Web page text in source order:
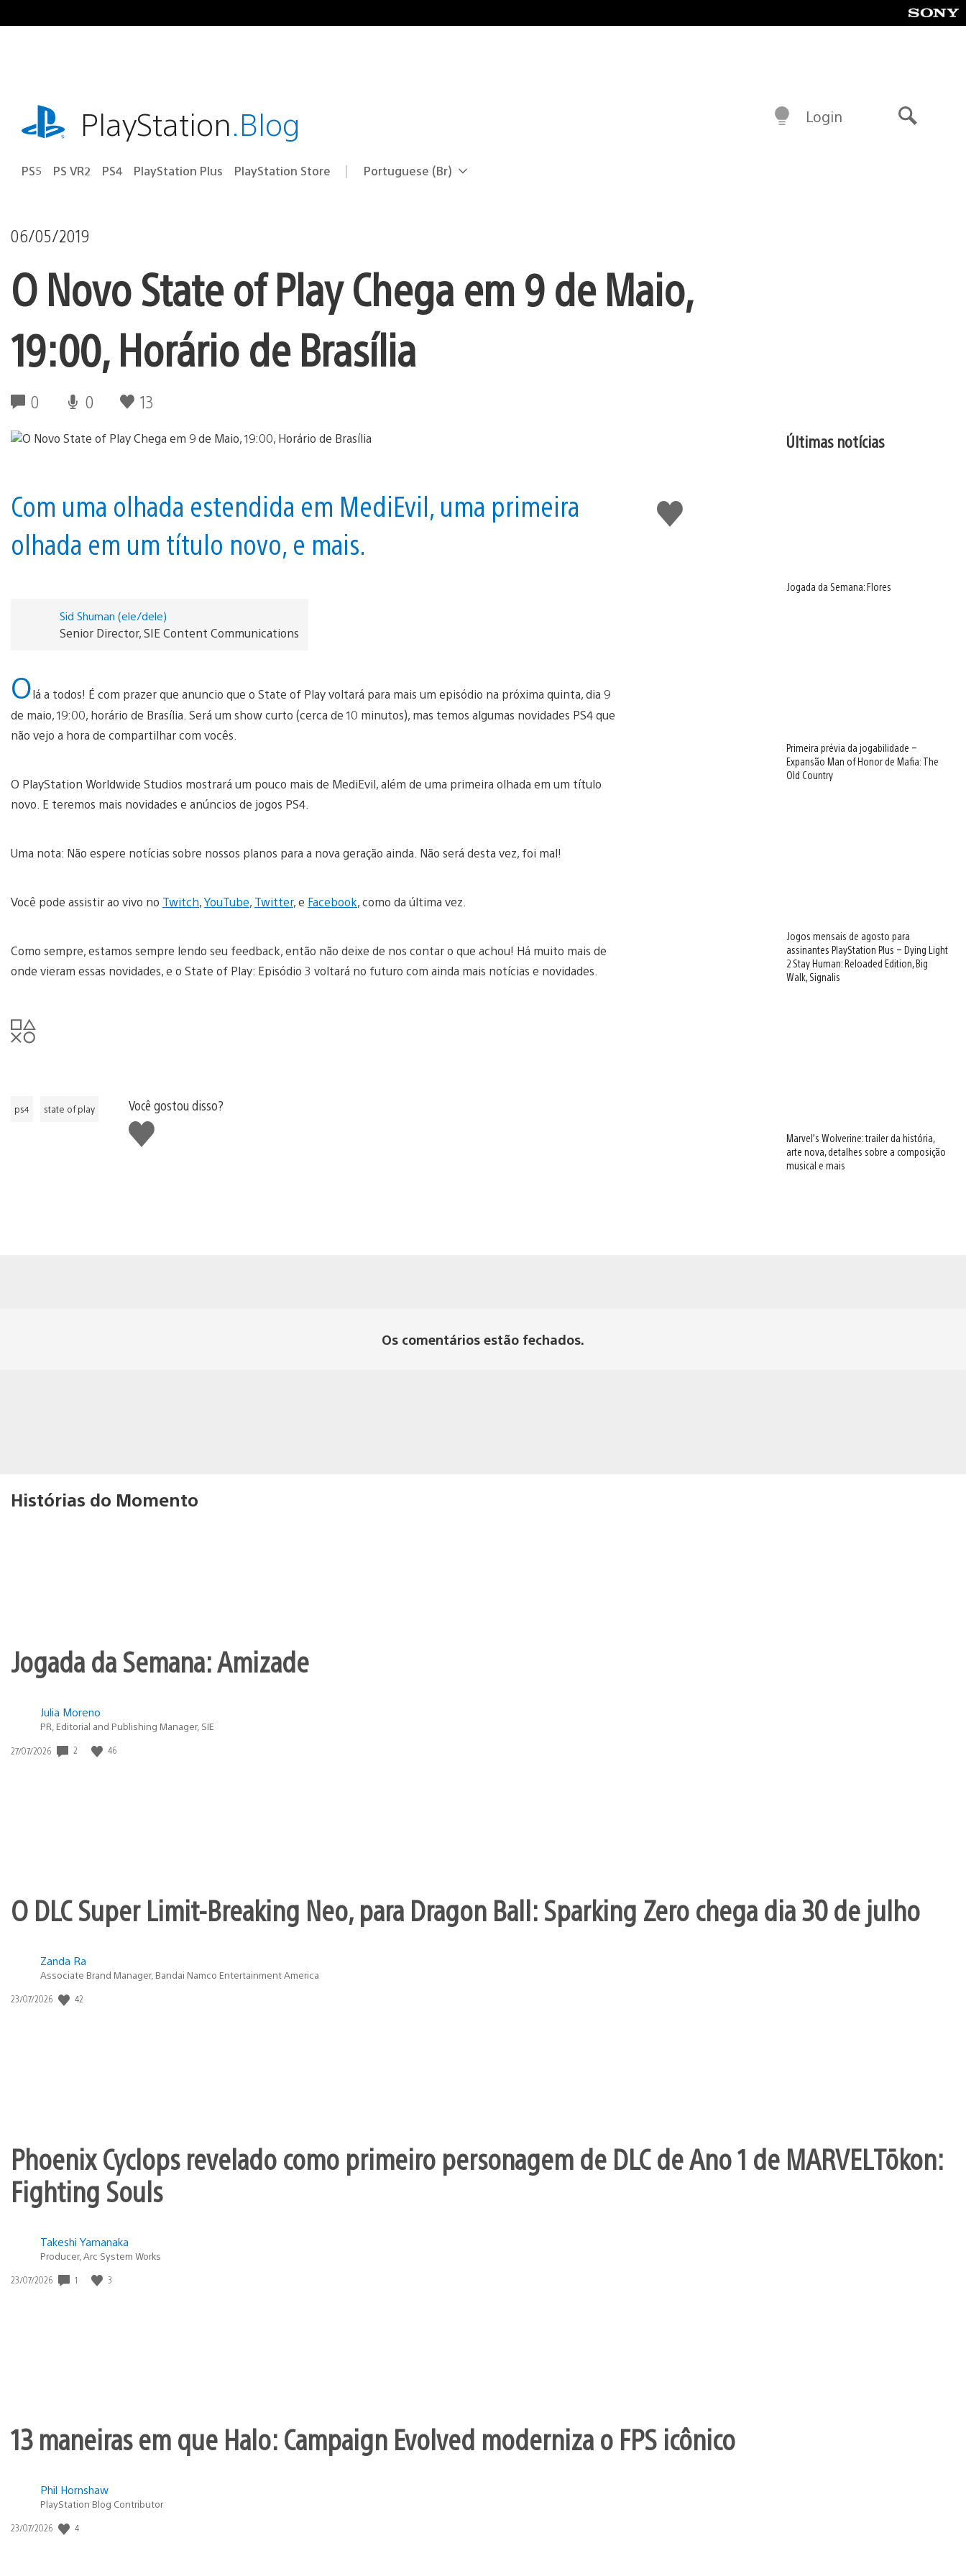
para
playstation.comPlayStation.Blog
PS5 PS VR2 PS4 PlayStation Plus PlayStation Store Selecione
Região
Portuguese (Br)
Login
06/05/2019
O Novo State of Play Chega em 9 de Maio,
19:00, Horário de Brasília
0 0 13
Curtir
Com uma olhada estendida em MediEvil, uma primeira
olhada em um título novo, e mais.
Sid Shuman (ele/dele)
Senior Director, SIE Content Communications
Olá a todos! É com prazer que anuncio que o State of Play voltará para mais um episódio na próxima quinta, dia 9
de maio, 19:00, horário de Brasília. Será um show curto (cerca de 10 minutos), mas temos algumas novidades PS4 que
não vejo a hora de compartilhar com vocês.
O PlayStation Worldwide Studios mostrará um pouco mais de MediEvil, além de uma primeira olhada em um título
novo. E teremos mais novidades e anúncios de jogos PS4.
Uma nota: Não espere notícias sobre nossos planos para a nova geração ainda. Não será desta vez, foi mal!
Você pode assistir ao vivo no Twitch,YouTube, Twitter, e Facebook, como da última vez.
Como sempre, estamos sempre lendo seu feedback, então não deixe de nos contar o que achou! Há muito mais de
onde vieram essas novidades, e o State of Play: Episódio 3 voltará no futuro com ainda mais notícias e novidades.
ps4 state of play
Você gostou disso?
Curtir
Últimas notícias
Jogada da Semana: Flores
Primeira prévia da jogabilidade –
Expansão Man of Honor de Mafia: The
Old Country
Jogos mensais de agosto para
assinantes PlayStation Plus – Dying Light
2 Stay Human: Reloaded Edition, Big
Walk, Signalis
Marvel’s Wolverine: trailer da história,
arte nova, detalhes sobre a composição
musical e mais
Os comentários estão fechados.
Histórias do Momento
Jogada da Semana: Amizade
Julia Moreno
PR, Editorial and Publishing Manager, SIE
Data
27/07/2026 2 46
O DLC Super Limit-Breaking Neo, para Dragon Ball: Sparking Zero chega dia 30 de julho
Zanda Ra
Associate Brand Manager, Bandai Namco Entertainment America
Data
23/07/2026 42
Phoenix Cyclops revelado como primeiro personagem de DLC de Ano 1 de MARVEL Tōkon:
Fighting Souls
Takeshi Yamanaka
Producer, Arc System Works
Data
23/07/2026 1 3
13 maneiras em que Halo: Campaign Evolved moderniza o FPS icônico
Phil Hornshaw
PlayStation Blog Contributor
Data
23/07/2026 4